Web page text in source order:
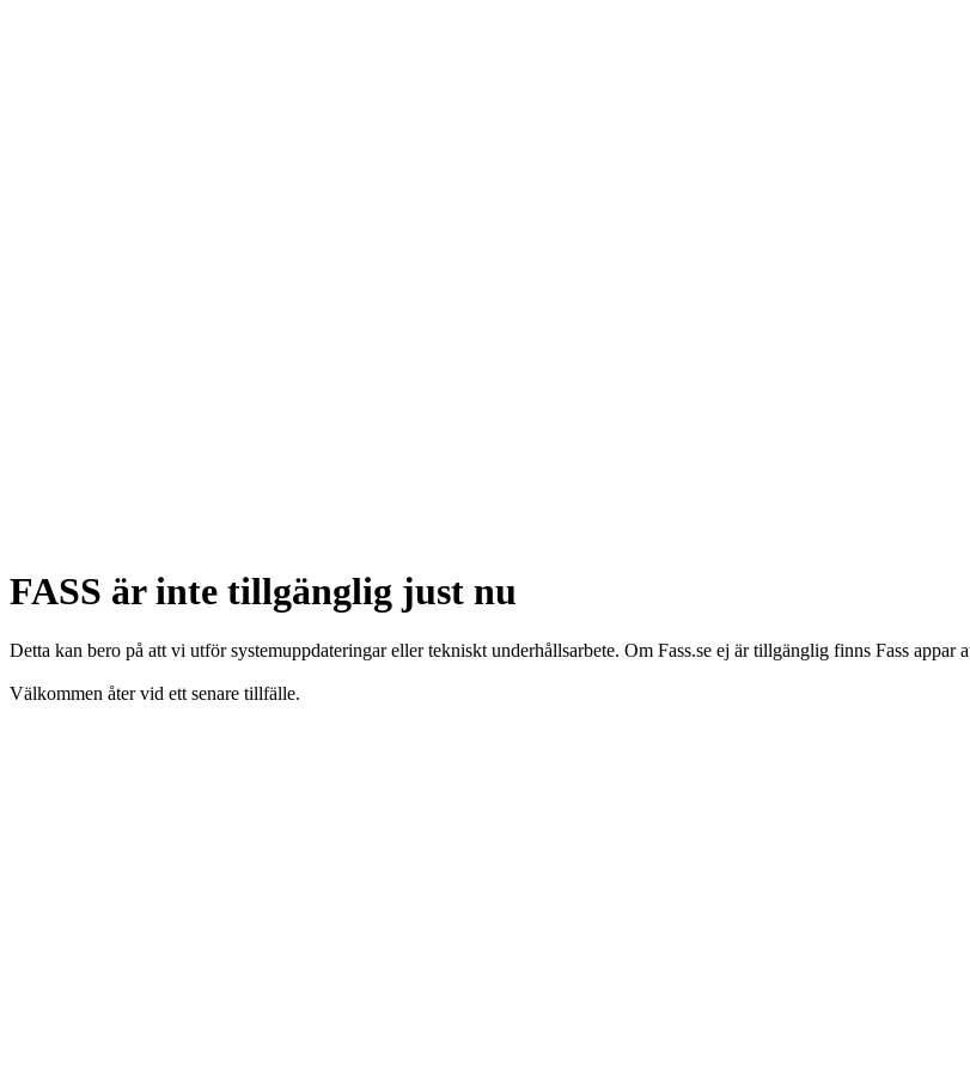
FASS är inte tillgänglig just nu
Detta kan bero på att vi utför systemuppdateringar eller tekniskt underhållsarbete. Om Fass.se ej är tillgänglig finns Fass appar
Välkommen åter vid ett senare tillfälle.